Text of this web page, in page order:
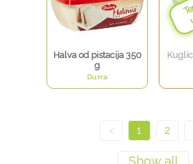
Halva od pistacija 350
g
Durra
< 1 2